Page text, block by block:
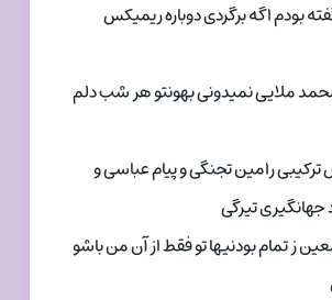
بودم اگه برگردی دوباره ریمیکس
ملایی نمیدونی بهونتو هر شب دلم
ترکیبی رامین تجنگی و پیام عباسی و
تیرگی
ز تمام بودنیها تو فقط از آن من باشو